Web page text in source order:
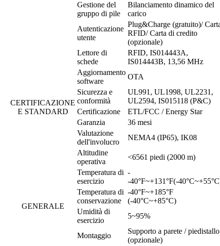
Gestione del
gruppo di pile
Bilanciamento dinamico del
carico
Autenticazione
utente
Plug&Charge (gratuito)/
RFID/ Carta di credito
(opzionale)
Lettore di
schede
RFID, IS014443A,
IS014443B, 13,56 MHz
Aggiornamento
software
OTA
CERTIFICAZIONE
E STANDARD
Sicurezza e
conformità
UL991, UL1998, UL2231,
UL2594, IS015118 (P&C)
Certificazione
ETL/FCC / Energy Star
Garanzia
36 mesi
GENERALE
Valutazione
dell'involucro
NEMA4 (IP65), IK08
Altitudine
operativa
<6561 piedi (2000 m)
Temperatura di
esercizio
-
-40°F~+131°F(-
Temperatura di
conservazione
-40°F~+185°F
(-40°C~+85°C)
Umidità di
esercizio
5~95%
Montaggio
Supporto a parete / piedistallo
(opzionale)